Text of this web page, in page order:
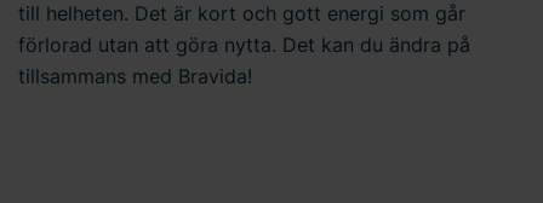
till helheten. Det är kort och gott energi som går
förlorad utan att göra nytta. Det kan du ändra på
tillsammans med Bravida!